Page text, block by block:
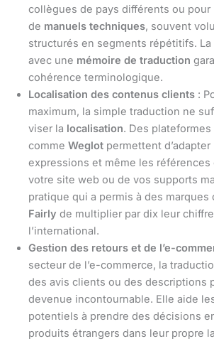
collègues de pays différents ou pour
de manuels techniques, souvent
structurés en segments répétitifs.
avec une mémoire de traduction
cohérence terminologique.
Localisation des contenus clients :
maximum, la simple traduction ne
viser la localisation. Des plateformes
comme Weglot permettent
expressions et même les
votre site web ou de vos supports
pratique qui a permis à des marques
Fairly de multiplier par dix leur chiffre
l’international.
Gestion des retours et de l’e-
secteur de l’e-commerce, la
des avis clients ou des descriptions
devenue incontournable. Elle aide
potentiels à prendre des décisions
produits étrangers dans leur propre